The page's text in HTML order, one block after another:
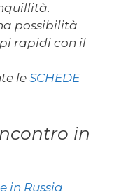
possibilità
rapidi con il
le SCHEDE
in
in Russia